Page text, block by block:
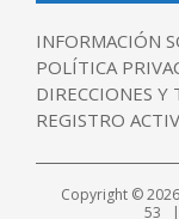
INFORMACIÓN
POLÍTICA
DIRECCIONES Y
REGISTRO
Copyright ©
53 |